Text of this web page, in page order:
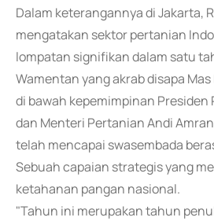
Dalam keterangannya di Jakarta,
mengatakan sektor pertanian
lompatan signifikan dalam satu
Wamentan yang akrab disapa
di bawah kepemimpinan Presiden
dan Menteri Pertanian Andi
telah mencapai swasembada
Sebuah capaian strategis yang
ketahanan pangan nasional.
"Tahun ini merupakan tahun